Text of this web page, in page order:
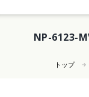
NP-6123-
トップ